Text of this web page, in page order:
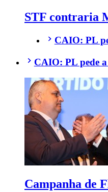
STF contraria
CAIO: PL
CAIO: PL pede
Campanha de